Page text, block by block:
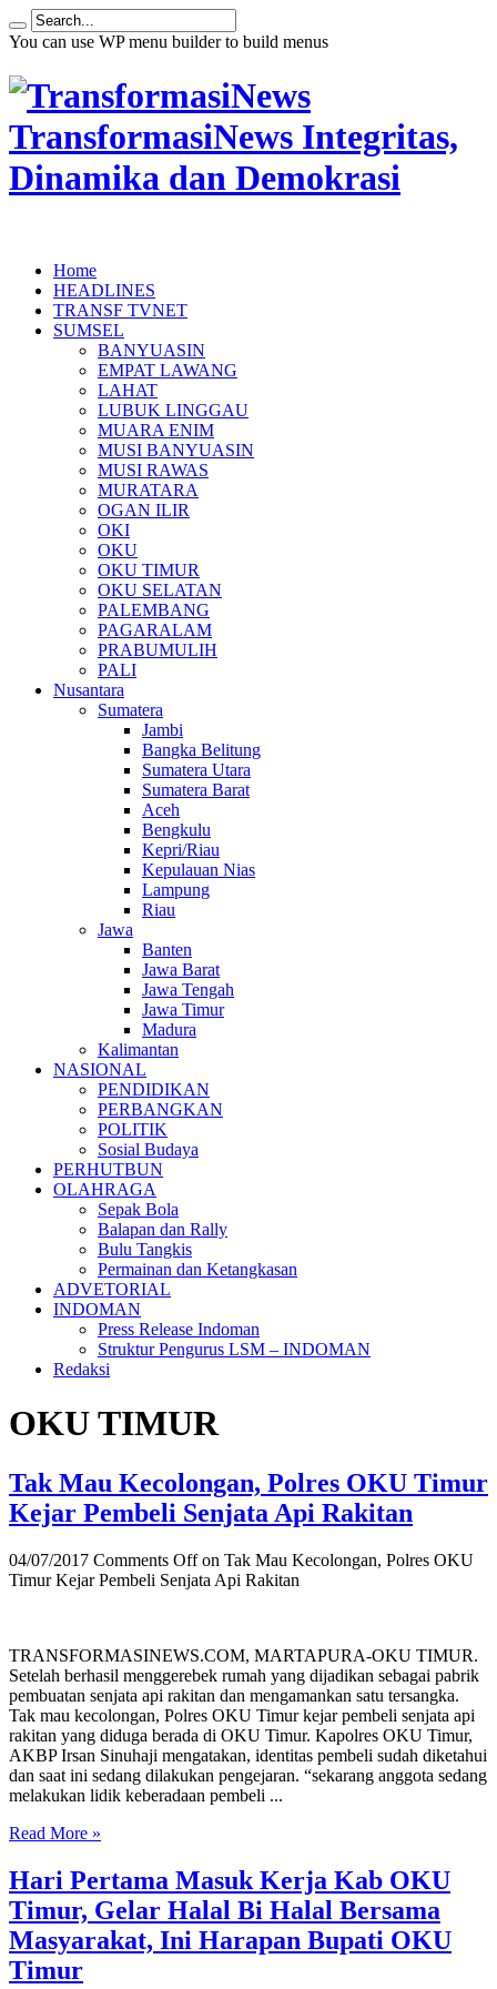
You can use WP menu builder to build menus
TransformasiNews Integritas,
Dinamika dan Demokrasi
Home
HEADLINES
TRANSF TVNET
SUMSEL
BANYUASIN
EMPAT LAWANG
LAHAT
LUBUK LINGGAU
MUARA ENIM
MUSI BANYUASIN
MUSI RAWAS
MURATARA
OGAN ILIR
OKI
OKU
OKU TIMUR
OKU SELATAN
PALEMBANG
PAGARALAM
PRABUMULIH
PALI
Nusantara
Sumatera
Jambi
Bangka Belitung
Sumatera Utara
Sumatera Barat
Aceh
Bengkulu
Kepri/Riau
Kepulauan Nias
Lampung
Riau
Jawa
Banten
Jawa Barat
Jawa Tengah
Jawa Timur
Madura
Kalimantan
NASIONAL
PENDIDIKAN
PERBANGKAN
POLITIK
Sosial Budaya
PERHUTBUN
OLAHRAGA
Sepak Bola
Balapan dan Rally
Bulu Tangkis
Permainan dan Ketangkasan
ADVETORIAL
INDOMAN
Press Release Indoman
Struktur Pengurus LSM – INDOMAN
Redaksi
OKU TIMUR
Tak Mau Kecolongan, Polres OKU Timur
Kejar Pembeli Senjata Api Rakitan
04/07/2017 Comments Offon Tak Mau Kecolongan, Polres OKU
Timur Kejar Pembeli Senjata Api Rakitan
TRANSFORMASINEWS.COM, MARTAPURA-OKU TIMUR.
Setelah berhasil menggerebek rumah yang dijadikan sebagai pabrik
pembuatan senjata api rakitan dan mengamankan satu tersangka.
Tak mau kecolongan, Polres OKU Timur kejar pembeli senjata api
rakitan yang diduga berada di OKU Timur. Kapolres OKU Timur,
AKBP Irsan Sinuhaji mengatakan, identitas pembeli sudah diketahui
dan saat ini sedang dilakukan pengejaran. “sekarang anggota sedang
melakukan lidik keberadaan pembeli ...
Read More »
Hari Pertama Masuk Kerja Kab OKU
Timur, Gelar Halal Bi Halal Bersama
Masyarakat, Ini Harapan Bupati OKU
Timur